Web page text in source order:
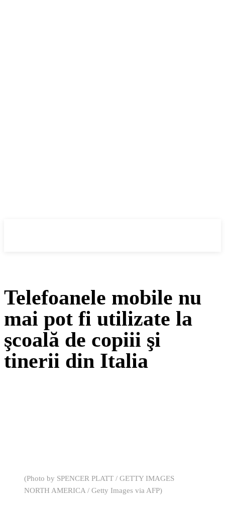
Telefoanele mobile nu
mai pot fi utilizate la
şcoală de copiii şi
tinerii din Italia
(Photo by SPENCER PLATT / GETTY IMAGES
NORTH AMERICA / Getty Images via AFP)